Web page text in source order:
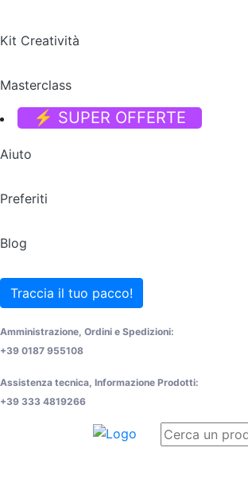
Kit Creatività
Masterclass
⚡ SUPER OFFERTE
Aiuto
Preferiti
Blog
Traccia il tuo pacco!
Amministrazione, Ordini e Spedizioni:
+39 0187 955108
Assistenza tecnica, Informazione Prodotti:
+39 333 4819266